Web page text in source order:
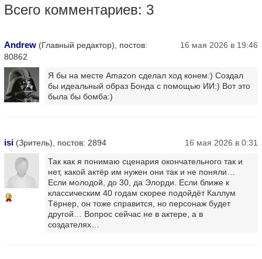
Всего комментариев: 3
Andrew (Главный редактор), постов:
80862
16 мая 2026 в 19:46
Я бы на месте Amazon сделал ход конем:) Создал
бы идеальный образ Бонда с помощью ИИ:) Вот это
была бы бомба:)
isi (Зритель), постов: 2894 16 мая 2026 в 0:31
2
Так как я понимаю сценария окончательного так и
нет, какой актёр им нужен они так и не поняли…
Если молодой, до 30, да Элорди. Если ближе к
классическим 40 годам скорее подойдёт Каллум
Тёрнер, он тоже справится, но персонаж будет
другой… Вопрос сейчас не в актере, а в
создателях…